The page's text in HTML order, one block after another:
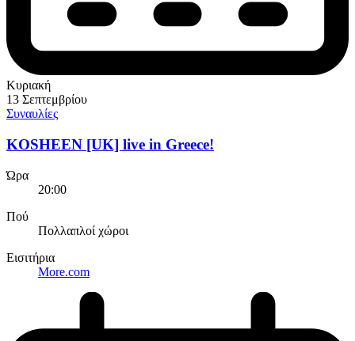
Κυριακή
13 Σεπτεμβρίου
Συναυλίες
KOSHEEN [UK] live in Greece!
Ώρα
20:00
Πού
Πολλαπλοί χώροι
Εισιτήρια
More.com